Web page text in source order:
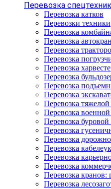
Перевозка
Перевозка катков
Перевозки техники
Перевозка
Перевозка
Перевозка
Перевозка
Перевозка
Перевозка
Перевозка
Перевозка
Перевозка
Перевозка
Перевозка буровой
Перевозка
Перевозка
Перевозка
Перевозка
Перевозка
Перевозка кранов:
Перевозка